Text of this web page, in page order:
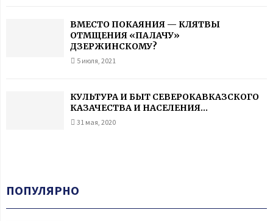
ВМЕСТО ПОКАЯНИЯ — КЛЯТВЫ
ОТМЩЕНИЯ «ПАЛАЧУ»
ДЗЕРЖИНСКОМУ?
5 июля, 2021
КУЛЬТУРА И БЫТ СЕВЕРОКАВКАЗСКОГО
КАЗАЧЕСТВА И НАСЕЛЕНИЯ...
31 мая, 2020
ПОПУЛЯРНО